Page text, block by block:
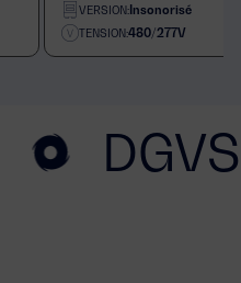
VERSION:Insonorisé
TENSION:480/277V